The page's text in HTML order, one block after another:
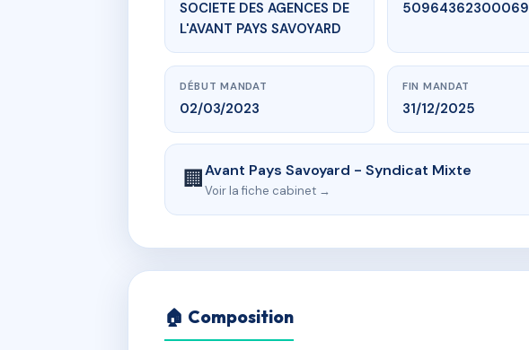
SOCIETE DES AGENCES DE
L'AVANT PAYS SAVOYARD
50964362300069
DÉBUT MANDAT
02/03/2023
FIN MANDAT
31/12/2025
🏢Avant Pays Savoyard - Syndicat Mixte
Voir la fiche cabinet →
🏠 Composition